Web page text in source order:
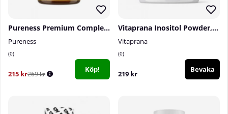
Pureness Premium Complex B-vitamin, 60 caps
Pureness
0
215 kr269 kr
Köp!
Vitaprana Inositol Powder, 250 g
Vitaprana
0
219 kr Bevaka